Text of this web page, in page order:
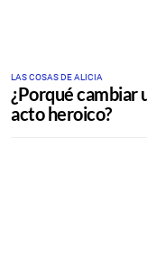
LAS COSAS DE ALICIA
¿Porqué cambiar
acto heroico?